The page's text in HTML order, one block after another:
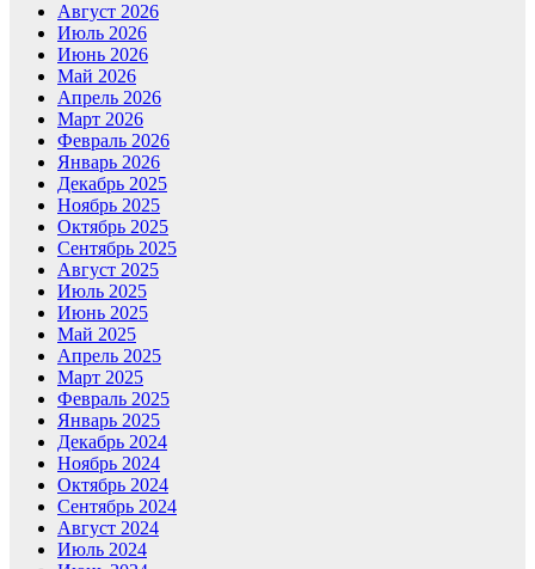
Август 2026
Июль 2026
Июнь 2026
Май 2026
Апрель 2026
Март 2026
Февраль 2026
Январь 2026
Декабрь 2025
Ноябрь 2025
Октябрь 2025
Сентябрь 2025
Август 2025
Июль 2025
Июнь 2025
Май 2025
Апрель 2025
Март 2025
Февраль 2025
Январь 2025
Декабрь 2024
Ноябрь 2024
Октябрь 2024
Сентябрь 2024
Август 2024
Июль 2024